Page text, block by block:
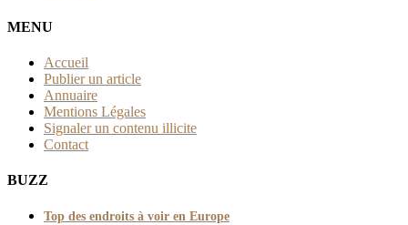
MENU
Accueil
Publier un article
Annuaire
Mentions Légales
Signaler un contenu illicite
Contact
BUZZ
Top des endroits à voir en Europe